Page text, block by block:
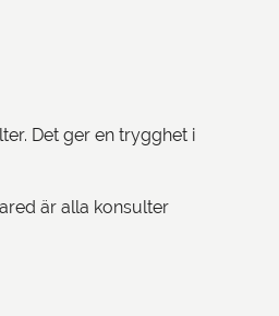
Det ger en trygghet i
är alla konsulter